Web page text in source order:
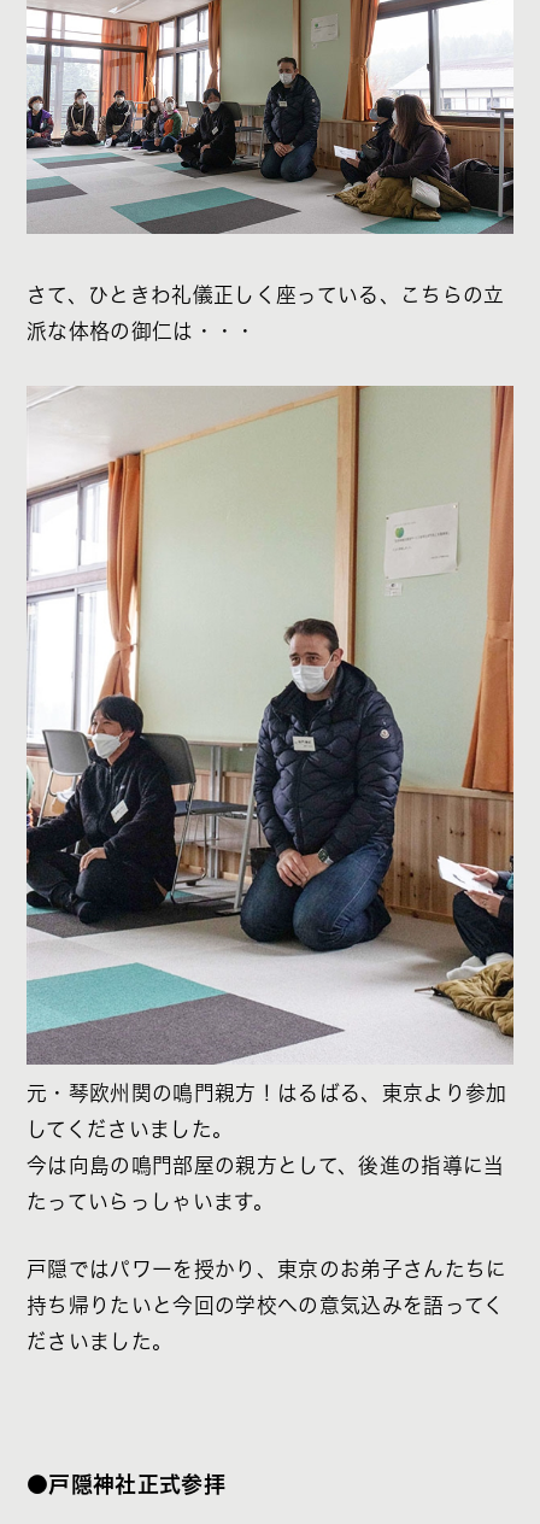
さて、ひときわ礼儀正しく座っている、こちらの立
派な体格の御仁は・・・
元・琴欧州関の鳴門親方！はるばる、東京より参加
してくださいました。
今は向島の鳴門部屋の親方として、後進の指導に当
たっていらっしゃいます。
戸隠ではパワーを授かり、東京のお弟子さんたちに
持ち帰りたいと今回の学校への意気込みを語ってく
ださいました。
●戸隠神社正式参拝